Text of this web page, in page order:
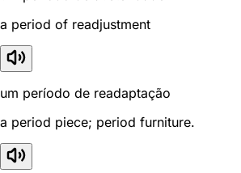
a period of readjustment
um período de readaptação
a period piece; period furniture.